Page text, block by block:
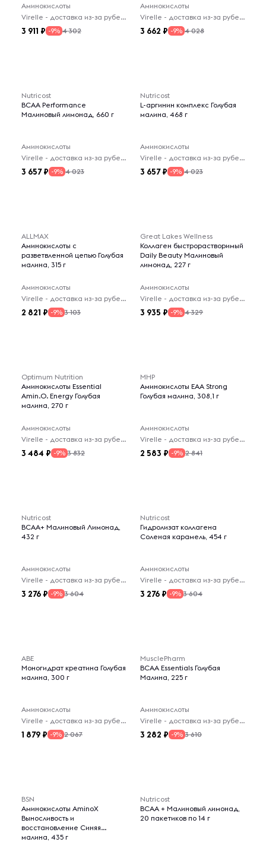
Аминокислоты
Virelle - доставка из-за рубежа
3 911 -9% 4 302
Аминокислоты
Virelle - доставка из-за рубежа
3 662 -9% 4 028
Nutricost
BCAA Performance
Малиновый лимонад, 660 г
Аминокислоты
Virelle - доставка из-за рубежа
3 657 -9% 4 023
Nutricost
L-аргинин комплекс Голубая
малина, 468 г
Аминокислоты
Virelle - доставка из-за рубежа
3 657 -9% 4 023
ALLMAX
Аминокислоты с
разветвленной цепью Голубая
малина, 315 г
Аминокислоты
Virelle - доставка из-за рубежа
2 821 -9% 3 103
Great Lakes Wellness
Коллаген быстрорастворимый
Daily Beauty Малиновый
лимонад, 227 г
Аминокислоты
Virelle - доставка из-за рубежа
3 935 -9% 4 329
Optimum Nutrition
Аминокислоты Essential
Amin.O. Energy Голубая
малина, 270 г
Аминокислоты
Virelle - доставка из-за рубежа
3 484 -9% 3 832
MHP
Аминокислоты EAA Strong
Голубая малина, 308,1 г
Аминокислоты
Virelle - доставка из-за рубежа
2 583 -9% 2 841
Nutricost
BCAA+ Малиновый Лимонад,
432 г
Аминокислоты
Virelle - доставка из-за рубежа
3 276 -9% 3 604
Nutricost
Гидролизат коллагена
Соленая карамель, 454 г
Аминокислоты
Virelle - доставка из-за рубежа
3 276 -9% 3 604
ABE
Моногидрат креатина Голубая
малина, 300 г
Аминокислоты
Virelle - доставка из-за рубежа
1 879 -9% 2 067
MusclePharm
BCAA Essentials Голубая
Малина, 225 г
Аминокислоты
Virelle - доставка из-за рубежа
3 282 -9% 3 610
BSN
Аминокислоты AminoX
Выносливость и
восстановление Синяя
малина, 435 г
Nutricost
BCAA + Малиновый лимонад,
20 пакетиков по 14 г